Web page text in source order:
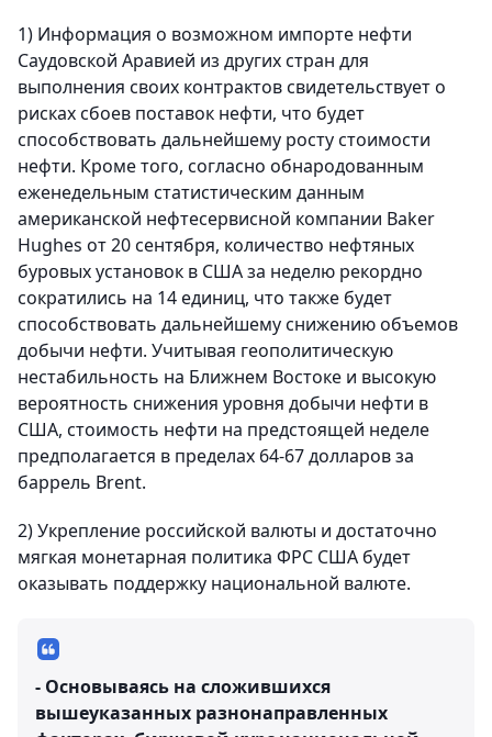
1) Информация о возможном импорте нефти
Саудовской Аравией из других стран для
выполнения своих контрактов свидетельствует о
рисках сбоев поставок нефти, что будет
способствовать дальнейшему росту стоимости
нефти. Кроме того, согласно обнародованным
еженедельным статистическим данным
американской нефтесервисной компании Baker
Hughes от 20 сентября, количество нефтяных
буровых установок в США за неделю рекордно
сократились на 14 единиц, что также будет
способствовать дальнейшему снижению объемов
добычи нефти. Учитывая геополитическую
нестабильность на Ближнем Востоке и высокую
вероятность снижения уровня добычи нефти в
США, стоимость нефти на предстоящей неделе
предполагается в пределах 64-67 долларов за
баррель Brent.
2) Укрепление российской валюты и достаточно
мягкая монетарная политика ФРС США будет
оказывать поддержку национальной валюте.
- Основываясь на сложившихся
вышеуказанных разнонаправленных